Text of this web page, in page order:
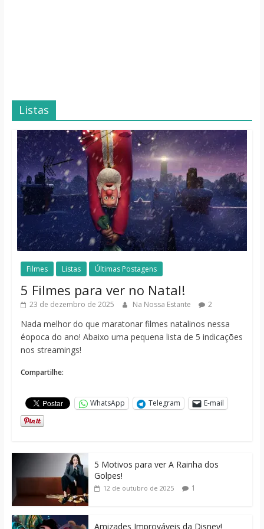
Listas
Filmes Listas Últimas Postagens
5 Filmes para ver no Natal!
23 de dezembro de 2025 Na Nossa Estante 2
Nada melhor do que maratonar filmes natalinos nessa
éopoca do ano! Abaixo uma pequena lista de 5 indicações
nos streamings!
Compartilhe:
WhatsApp Telegram E-mail
5 Motivos para ver A Rainha dos
Golpes!
12 de outubro de 2025 1
Amizades Improváveis da Disney!